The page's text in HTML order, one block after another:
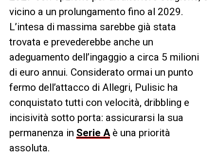
vicino a un prolungamento fino al 2029.
L’intesa di massima sarebbe già stata
trovata e prevederebbe anche un
adeguamento dell’ingaggio a circa 5 milioni
di euro annui. Considerato ormai un punto
fermo dell’attacco di Allegri, Pulisic ha
conquistato tutti con velocità, dribbling e
incisività sotto porta: assicurarsi la sua
permanenza in Serie Aè una priorità
assoluta.